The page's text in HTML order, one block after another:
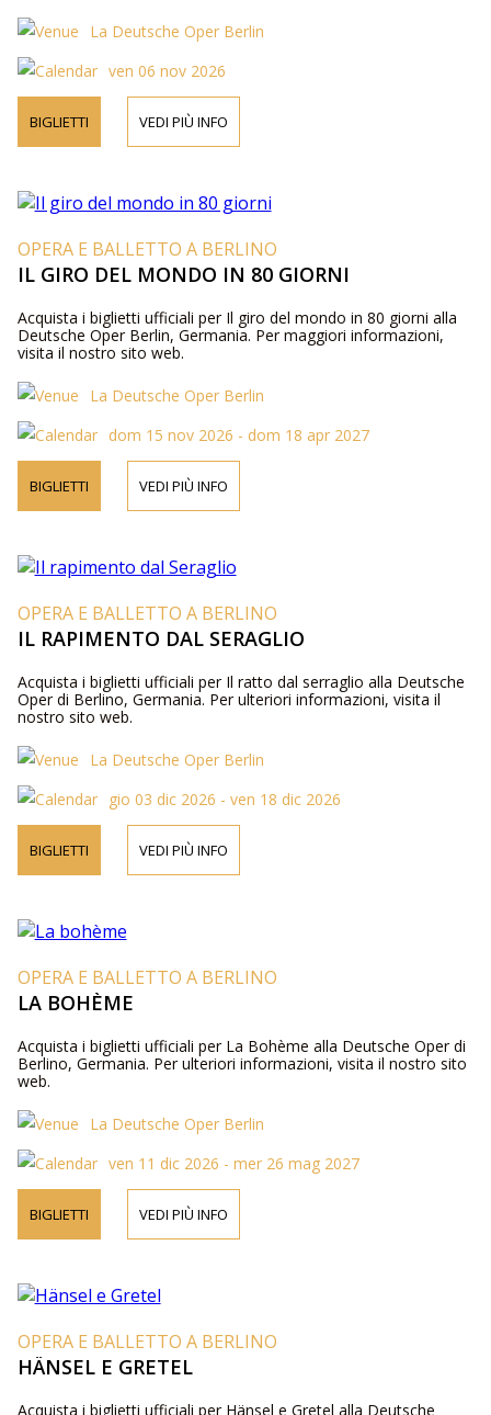
La Deutsche Oper Berlin
ven 06 nov 2026
BIGLIETTI VEDI PIÙ INFO
OPERA E BALLETTO A BERLINO
IL GIRO DEL MONDO IN 80 GIORNI
Acquista i biglietti ufficiali per Il giro del mondo in 80 giorni alla
Deutsche Oper Berlin, Germania. Per maggiori informazioni,
visita il nostro sito web.
La Deutsche Oper Berlin
dom 15 nov 2026 - dom 18 apr 2027
BIGLIETTI VEDI PIÙ INFO
OPERA E BALLETTO A BERLINO
IL RAPIMENTO DAL SERAGLIO
Acquista i biglietti ufficiali per Il ratto dal serraglio alla Deutsche
Oper di Berlino, Germania. Per ulteriori informazioni, visita il
nostro sito web.
La Deutsche Oper Berlin
gio 03 dic 2026 - ven 18 dic 2026
BIGLIETTI VEDI PIÙ INFO
OPERA E BALLETTO A BERLINO
LA BOHÈME
Acquista i biglietti ufficiali per La Bohème alla Deutsche Oper di
Berlino, Germania. Per ulteriori informazioni, visita il nostro sito
web.
La Deutsche Oper Berlin
ven 11 dic 2026 - mer 26 mag 2027
BIGLIETTI VEDI PIÙ INFO
OPERA E BALLETTO A BERLINO
HÄNSEL E GRETEL
Acquista i biglietti ufficiali per Hänsel e Gretel alla Deutsche